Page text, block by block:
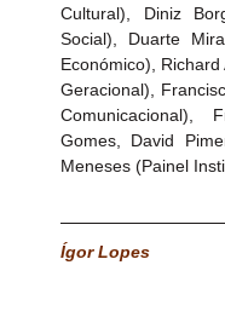
Cultural), Diniz
Social), Duarte
Económico),
Geracional),
Comunicacional),
Gomes, David
Meneses (Painel
Ígor Lopes